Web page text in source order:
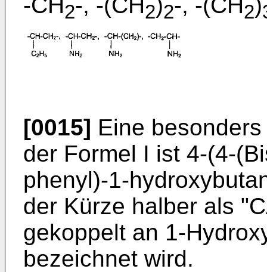
2 2 2 2
[0015] Eine
der Formel I ist 4-(4-
phenyl)-1-
der Kürze halber als
gekoppelt an 1-
bezeichnet wird.